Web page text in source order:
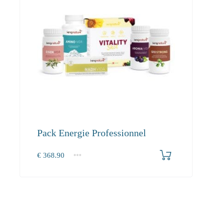
Pack Energie Professionnel
€ 368.90
1+